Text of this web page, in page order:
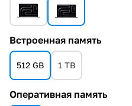
Встроенная память
512 GB 1 TB
Оперативная память